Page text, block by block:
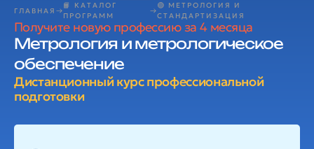
ГЛАВНАЯ
📙 КАТАЛОГ
ПРОГРАММ
🟢 МЕТРОЛОГИЯ И
СТАНДАРТИЗАЦИЯ
Получите новую профессию за 4 месяца
Метрология и метрологическое
обеспечение
Дистанционный курс профессиональной
подготовки